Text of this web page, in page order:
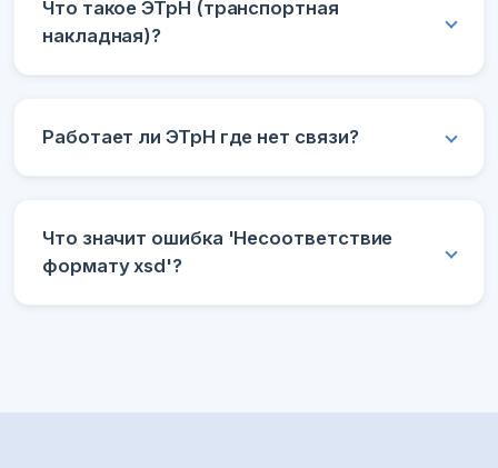
Что такое ЭТрН (транспортная
накладная)?
Работает ли ЭТрН где нет связи?
Что значит ошибка 'Несоответствие
формату xsd'?